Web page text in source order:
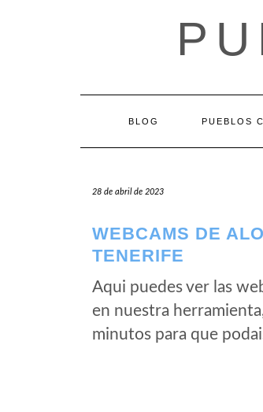
BLOG PUEBLOS
28 de abril de 2023
WEBCAMS DE
TENERIFE
Aqui puedes ver las
en nuestra
minutos para que